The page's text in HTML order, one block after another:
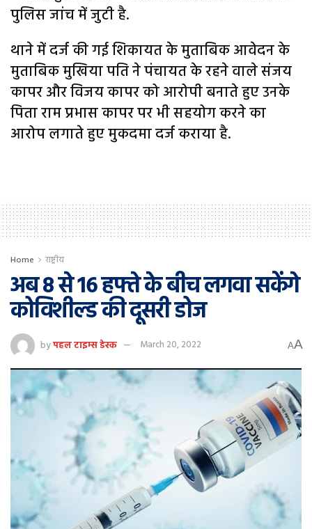
पुलिस जांच में जुटी है.
थाने में दर्ज की गई शिकायत के मुताबिक आवेदन के
मुताबिक मुखिया पति ने पंचायत के रहने वाले संजय
कापर और विजय कापर को आरोपी बनाते हुए उनके
पिता राम प्रभास कापर पर भी सहयोग करने का
आरोप लगाते हुए मुकदमा दर्ज कराया है.
Home राष्ट्रीय
अब 8 से 16 हफ्ते के बीच लगवा सकेंगे
कोविशील्ड की दूसरी डोज
byपहल टाइम्स डेस्क March 20, 2022 AA